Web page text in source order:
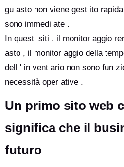
gu asto non viene gest ito
sono immedi ate .
In questi siti , il monitor aggio
asto , il monitor aggio della
dell ' in vent ario non sono fun
necessità oper ative .
Un primo sito web
significa che il
futuro